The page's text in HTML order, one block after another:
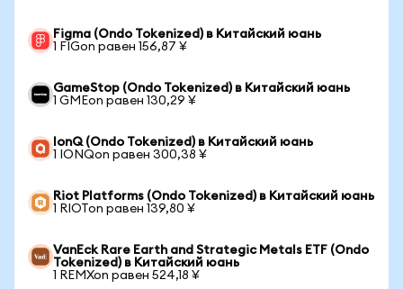
Figma (Ondo Tokenized) в Китайский юань
1 FIGon равен 156,87 ¥
GameStop (Ondo Tokenized) в Китайский юань
1 GMEon равен 130,29 ¥
IonQ (Ondo Tokenized) в Китайский юань
1 IONQon равен 300,38 ¥
Riot Platforms (Ondo Tokenized) в Китайский юань
1 RIOTon равен 139,80 ¥
VanEck Rare Earth and Strategic Metals ETF (Ondo
Tokenized) в Китайский юань
1 REMXon равен 524,18 ¥